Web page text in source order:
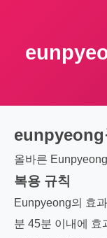
올바른
복용 규칙
Eunpyeong의 효
분 45분 이내에 효